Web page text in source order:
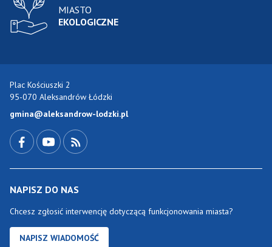
MIASTO
EKOLOGICZNE
Plac Kościuszki 2
95-070 Aleksandrów Łódzki
gmina@aleksandrow-lodzki.pl
NAPISZ DO NAS
Chcesz zgłosić interwencję dotyczącą funkcjonowania miasta?
NAPISZ WIADOMOŚĆ